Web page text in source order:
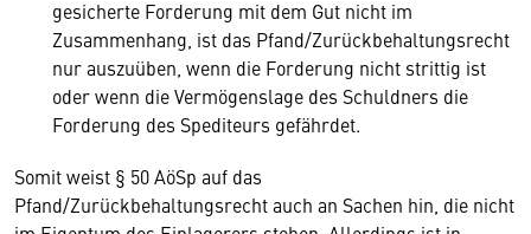
gesicherte Forderung mit dem Gut nicht im
Zusammenhang, ist das Pfand/Zurückbehaltungsrecht
nur auszuüben, wenn die Forderung nicht strittig ist
oder wenn die Vermögenslage des Schuldners die
Forderung des Spediteurs gefährdet.
Somit weist § 50 AöSp auf das
Pfand/Zurückbehaltungsrecht auch an Sachen hin, die nicht